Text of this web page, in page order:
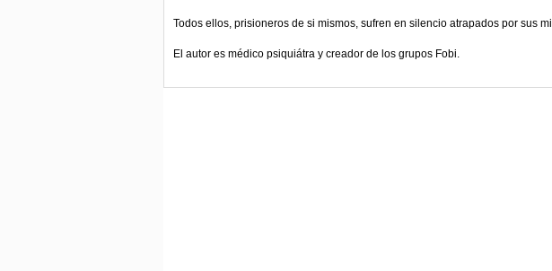
Todos ellos, prisioneros de si mismos, sufren en silencio atrapados por sus
El autor es médico psiquiátra y creador de los grupos Fobi.